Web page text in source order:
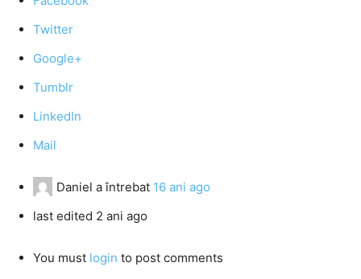
Twitter
Google+
Tumblr
LinkedIn
Mail
Daniel a întrebat 16 ani ago
last edited 2 ani ago
You must login to post comments